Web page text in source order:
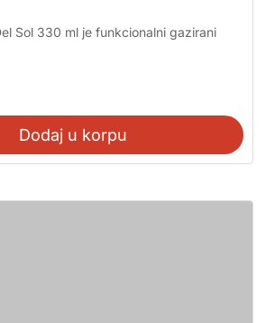
Sol 330 ml je funkcionalni gazirani
Dodaj u korpu